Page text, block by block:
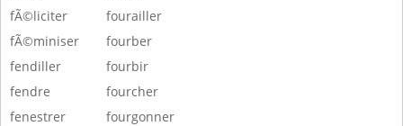
fÃ©liciter
fÃ©miniser
fendiller
fendre
fenestrer
fourailler
fourber
fourbir
fourcher
fourgonner